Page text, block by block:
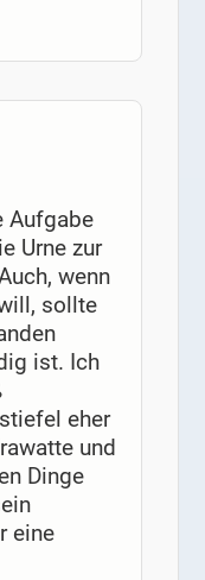
Aufgabe
Urne zur
wenn
sollte
ist. Ich
eher
und
Dinge
eine